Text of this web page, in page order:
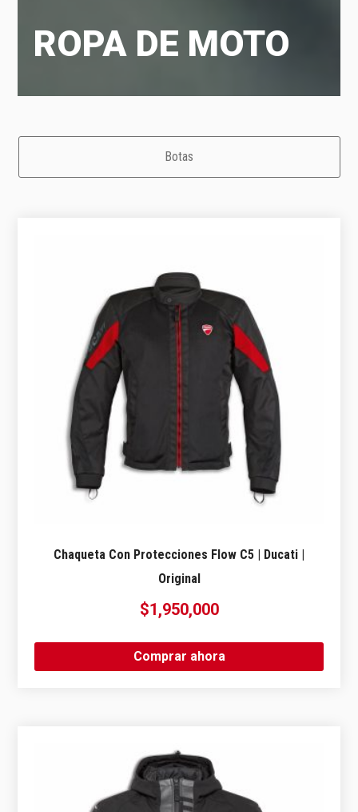
ROPA DE MOTO
Botas
Chaqueta Con Protecciones Flow C5 | Ducati |
Original
$1,950,000
Comprar ahora